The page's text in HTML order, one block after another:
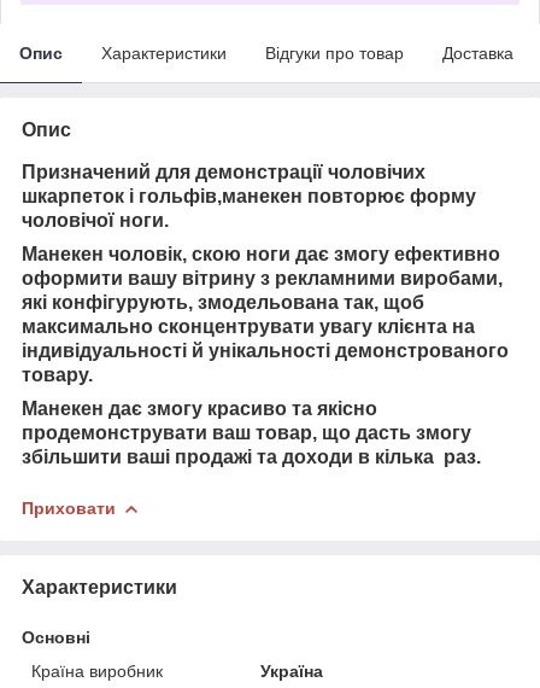
Опис Характеристики Відгуки про товар Доставка
Опис
Призначений для демонстрації чоловічих
шкарпеток і гольфів,манекен повторює форму
чоловічої ноги.
Манекен чоловік, скою ноги дає змогу ефективно
оформити вашу вітрину з рекламними виробами,
які конфігурують, змодельована так, щоб
максимально сконцентрувати увагу клієнта на
індивідуальності й унікальності демонстрованого
товару.
Манекен дає змогу красиво та якісно
продемонструвати ваш товар, що дасть змогу
збільшити ваші продажі та доходи в кілька раз.
Приховати
Характеристики
Основні
Країна виробник
Україна